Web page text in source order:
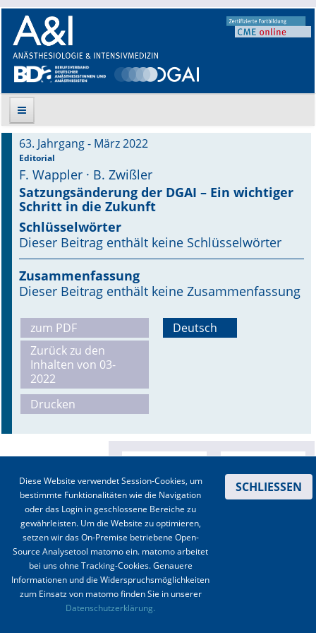
Suche
Aktuelle Ausgabe
Leitlinien
Archiv
Supplements
Online First
A&I English
Mediadaten
Autoren-Service
Stellenmarkt
Kongresskalender
63. Jahrgang - März 2022
Editorial
F. Wappler · B. Zwißler
Satzungsänderung der DGAI – Ein wichtiger
Schritt in die Zukunft
Schlüsselwörter
Dieser Beitrag enthält keine Schlüsselwörter
Zusammenfassung
Dieser Beitrag enthält keine Zusammenfassung
zum PDF
Zurück zu den
Inhalten von 03-
2022
Drucken
Deutsch
Impressum Datenschutz
Diese Website verwendet Session-Cookies, um
bestimmte Funktionalitäten wie die Navigation
oder das Login in geschlossene Bereiche zu
gewährleisten. Um die Website zu optimieren,
setzen wir das On-Premise betriebene Open-
Source Analysetool matomo ein. matomo arbeitet
bei uns ohne Tracking-Cookies. Genauere
Informationen und die Widerspruchsmöglichkeiten
zum Einsatz von matomo finden Sie in unserer
Datenschutzerklärung.
SCHLIESSEN